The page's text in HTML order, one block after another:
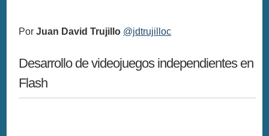
PorJuan David Trujillo @jdtrujilloc
Desarrollo de videojuegos independientes en
Flash